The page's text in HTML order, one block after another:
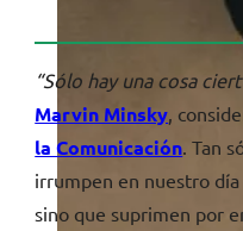
“Sólo hay una cosa
Marvin Minsky ,
la Comunicación . Tan
irrumpen en nuestro día
sino que suprimen por